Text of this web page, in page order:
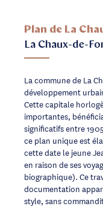
Plan de La
La Chaux-de-
La commune de La
développement
Cette capitale
importantes,
significatifs entre
ce plan unique est
cette date le jeune
en raison de ses
biographique). Ce
documentation
style, sans